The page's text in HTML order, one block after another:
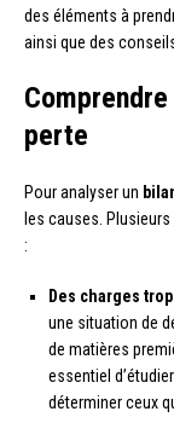
des éléments à
ainsi que des
perte
Pour analyser un
les causes.
:
Des charges
une situation de
de matières
essentiel
déterminer ceux